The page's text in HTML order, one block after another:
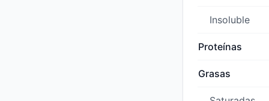
Insoluble
Proteínas
Grasas